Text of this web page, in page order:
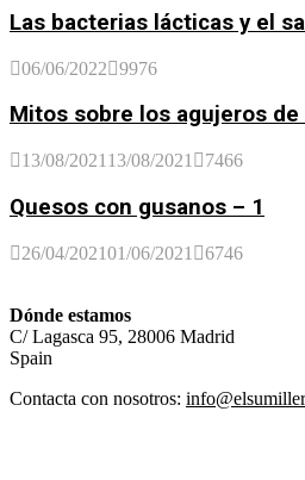
Las bacterias lácticas y el
06/06/2022 9976
Mitos sobre los agujeros
13/08/2021 13/08/2021 7466
Quesos con gusanos – 1
26/04/202101/06/2021 6746
Dónde estamos
C/ Lagasca 95, 28006 Madrid
Spain
Contacta con nosotros: